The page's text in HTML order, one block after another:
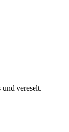
vereselt.